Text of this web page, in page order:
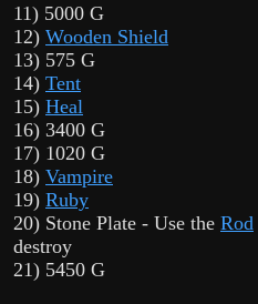
11) 5000 G
12) Wooden Shield
13) 575 G
14) Tent
15) Heal
16) 3400 G
17) 1020 G
18) Vampire
19) Ruby
20) Stone Plate - Use the Rod
destroy
21) 5450 G